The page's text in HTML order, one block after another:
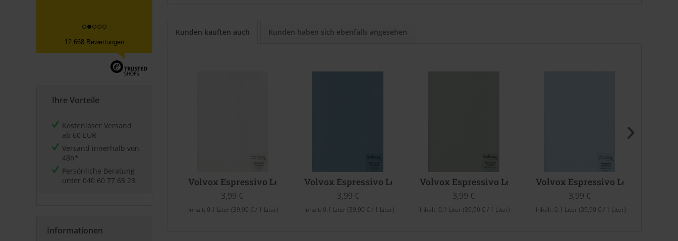
12,668 Bewertungen
Ihre Vorteile
Kostenloser Versand
ab 60 EUR
Versand innerhalb von
48h*
Persönliche Beratung
unter 040 60 77 65 23
Informationen
Kunden kauften auch Kunden haben sich ebenfalls angesehen
Volvox Espressivo Lehmfarbe (Mont Blanc)
3,99 €
Inhalt: 0.1 Liter (39,90 € / 1 Liter)
Volvox Espressivo Lehmfarbe (cordoba blue)
3,99 €
Inhalt: 0.1 Liter (39,90 € / 1 Liter)
Volvox Espressivo Lehmfarbe (Wedgewood Green)
3,99 €
Inhalt: 0.1 Liter (39,90 € / 1 Liter)
Volvox Espressivo Lehmfarbe
3,99 €
Inhalt: 0.1 Liter (39,90 € / 1 Liter)